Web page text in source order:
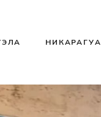
НИКАРАГУА